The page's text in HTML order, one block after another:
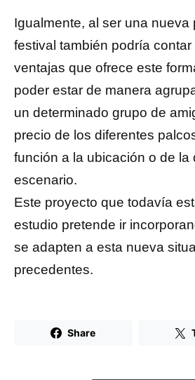
Igualmente, al ser una nueva
festival también podría
ventajas que ofrece este
poder estar de manera
un determinado grupo de
precio de los diferentes
función a la ubicación o de la
escenario.
Este proyecto que todavía
estudio pretende ir
se adapten a esta nueva
precedentes.
Share